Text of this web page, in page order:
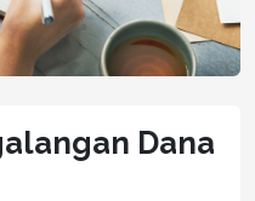
Dana